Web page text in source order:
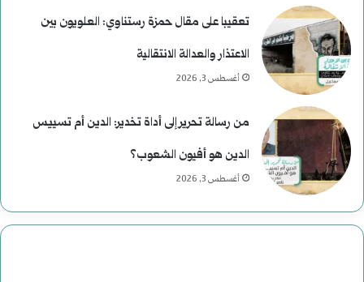
تعقيبا على مقال حمزة رستناوي: العلويون بين
الاعتذار والعدالة الانتقالية
أغسطس 3, 2026
من رسالة تحرير إلى أداة تخدير: الدين أم تسييس
الدين هو أفيون الشعوب؟
أغسطس 3, 2026